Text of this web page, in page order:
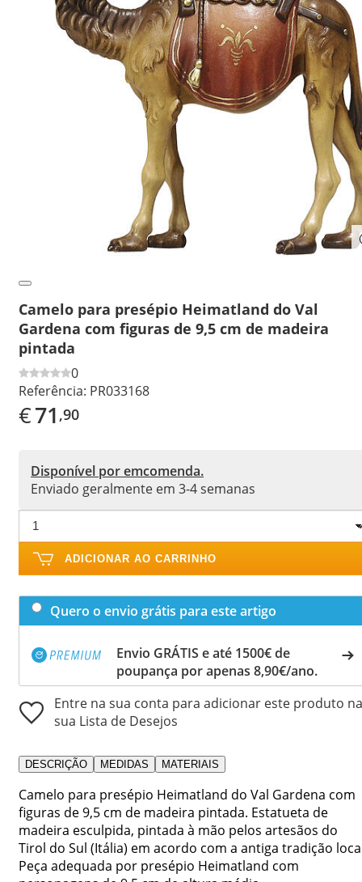
Camelo para presépio Heimatland do Val
Gardena com figuras de 9,5 cm de madeira
pintada
0
Referência: PR033168
€71 ,90
Disponível por emcomenda.
Enviado geralmente em 3-4 semanas
ADICIONAR AO CARRINHO
Quero o envio grátis para este artigo
Envio GRÁTIS e até 1500€ de
poupança por apenas 8,90€/ano.
Entre na sua conta para adicionar este produto na
sua Lista de Desejos
DESCRIÇÃO MEDIDAS MATERIAIS
Camelo para presépio Heimatland do Val Gardena com
figuras de 9,5 cm de madeira pintada. Estatueta de
madeira esculpida, pintada à mão pelos artesãos do
Tirol do Sul (Itália) em acordo com a antiga tradição
Peça adequada por presépio Heimatland com